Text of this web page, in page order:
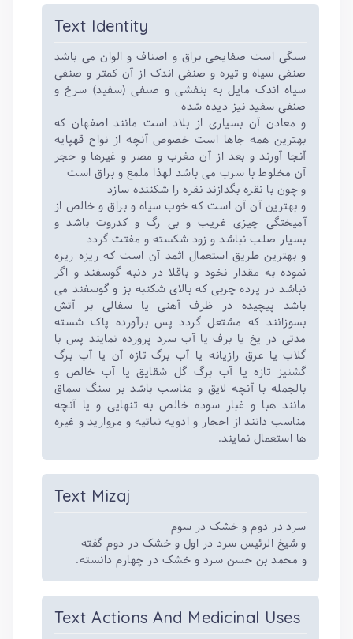
Text Identity
سنگی است صفایحی براق و اصناف و الوان می باشد
صنفی سیاه و تیره و صنفی اندک از آن کمتر و صنفی
سیاه اندک مایل به بنفشی و صنفی (سفید) سرخ و
صنفی سفید نیز دیده شده
و معادن آن بسیاری از بلاد است مانند اصفهان که
بهترین همه جاها است خصوص آنچه از نواح قهپایه
آنجا آورند و بعد از آن مغرب و مصر و غیرها و حجر
آن مخلوط با سرب می باشد لهذا ملمع و براق است
و چون با نقره بگدازند نقره را شکننده سازد
و بهترین آن آن است که خوب سیاه و براق و خالص از
آمیختگی چیزی غریب و بی رگ و کدروت باشد و
بسیار صلب نباشد و زود شکسته و مفتت گردد
و بهترین طریق استعمال اثمد آن است که ریزه ریزه
نموده به مقدار نخود و باقلا در دنبه گوسفند و اگر
نباشد در پرده چربی که بالای شکنبه بز و گوسفند می
باشد پیچیده در ظرف آهنی یا سفالی بر آتش
بسوزانند که مشتعل گردد پس برآورده پاک شسته
مدتی در یخ یا برف یا آب سرد پرورده نمایند پس با
گلاب یا عرق رازیانه یا آب برگ تازه آن یا آب برگ
گشنیز تازه یا آب برگ گل شقایق یا آب خالص و
بالجمله با آنچه لایق و مناسب باشد بر سنگ سماق
مانند هبا و غبار سوده خالص به تنهایی و یا آنچه
مناسب دانند از احجار و ادویه نباتیه و مروارید و غیره
ها استعمال نمایند.
Text Mizaj
سرد در دوم و خشک در سوم
و شیخ الرئیس سرد در اول و خشک در دوم گفته
و محمد بن حسن سرد و خشک در چهارم دانسته.
Text Actions And Medicinal Uses